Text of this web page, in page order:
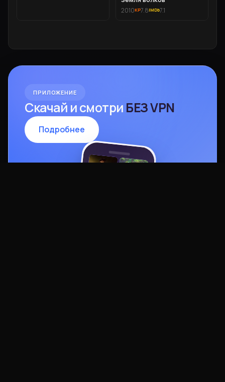
2010 7.8 7.1
ПРИЛОЖЕНИЕ
Скачай и смотри БЕЗ VPN
Подробнее